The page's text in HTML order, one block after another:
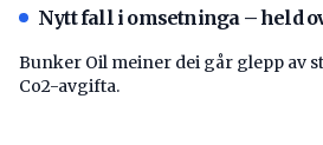
Nytt fall i omsetninga – held
Bunker Oil meiner dei går glepp av
Co2-avgifta.